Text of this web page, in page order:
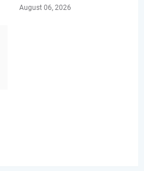
August 06, 2026